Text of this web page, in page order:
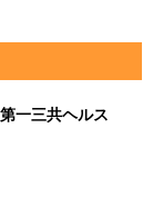
一三共ヘルス